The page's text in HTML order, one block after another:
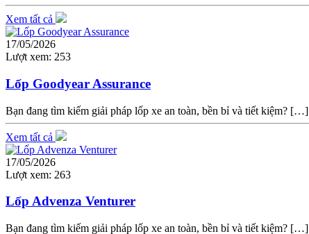
Xem tất cả
17/05/2026
Lượt xem: 253
Lốp Goodyear Assurance
Bạn đang tìm kiếm giải pháp lốp xe an toàn, bền bỉ và tiết kiệm? […]
Xem tất cả
17/05/2026
Lượt xem: 263
Lốp Advenza Venturer
Bạn đang tìm kiếm giải pháp lốp xe an toàn, bền bỉ và tiết kiệm? […]